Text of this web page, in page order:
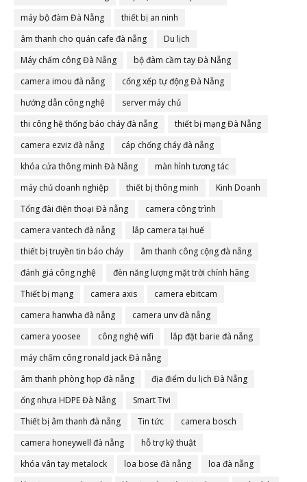
máy bộ đàm Đà Nẵng
thiết bị an ninh
âm thanh cho quán cafe đà nẵng
Du lịch
Máy chấm công Đà Nẵng
bộ đàm cầm tay Đà Nẵng
camera imou đà nẵng
cổng xếp tự động Đà Nẵng
hướng dẫn công nghệ
server máy chủ
thi công hệ thống báo cháy đà nẵng
thiết bị mạng Đà Nẵng
camera ezviz đà nẵng
cáp chống cháy đà nẵng
khóa cửa thông minh Đà Nẵng
màn hình tương tác
máy chủ doanh nghiệp
thiết bị thông minh
Kinh Doanh
Tổng đài điện thoại Đà nẵng
camera công trình
camera vantech đà nẵng
lắp camera tại huế
thiết bị truyền tin báo cháy
âm thanh công cộng đà nẵng
đánh giá công nghệ
đèn năng lượng mặt trời chính hãng
Thiết bị mạng
camera axis
camera ebitcam
camera hanwha đà nẵng
camera unv đà nẵng
camera yoosee
công nghệ wifi
lắp đặt barie đà nẵng
máy chấm công ronald jack Đà nẵng
âm thanh phòng họp đà nẵng
địa điểm du lịch Đà Nẵng
ống nhựa HDPE Đà Nẵng
Smart Tivi
Thiết bị âm thanh đà nẵng
Tin tức
camera bosch
camera honeywell đà nẵng
hỗ trợ kỹ thuật
khóa vân tay metalock
loa bose đà nẵng
loa đà nẵng